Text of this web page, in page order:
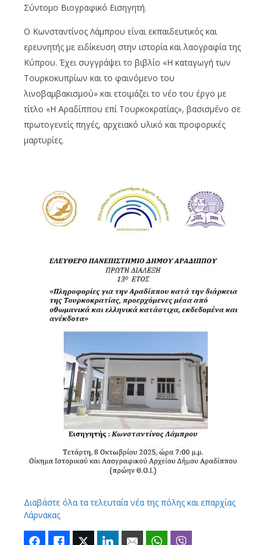
Σύντομο Βιογραφικό Εισηγητή.
Ο Κωνσταντίνος Λάμπρου είναι εκπαιδευτικός και
ερευνητής με ειδίκευση στην ιστορία και λαογραφία της
Κύπρου. Έχει συγγράψει το βιβλίο «Η καταγωγή των
Τουρκοκυπρίων και το φαινόμενο του
λινοβαμβακισμού» και ετοιμάζει το νέο του έργο με
τίτλο «Η Αραδίππου επί Τουρκοκρατίας», βασισμένο σε
πρωτογενείς πηγές, αρχειακό υλικό και προφορικές
μαρτυρίες.
Διαβάστε όλα τα τελευταία νέα της πόλης και επαρχίας
Λάρνακας
FacebookLike Twitter LinkedIn Email WhatsApp